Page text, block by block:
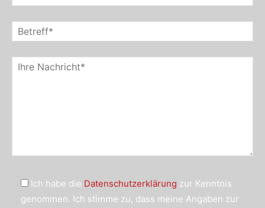
Ich habe die Datenschutzerklärung zur Kenntnis
genommen. Ich stimme zu, dass meine Angaben zur